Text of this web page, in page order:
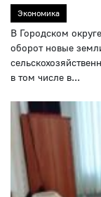
Экономика
В Городском
оборот новые
в том числе в...